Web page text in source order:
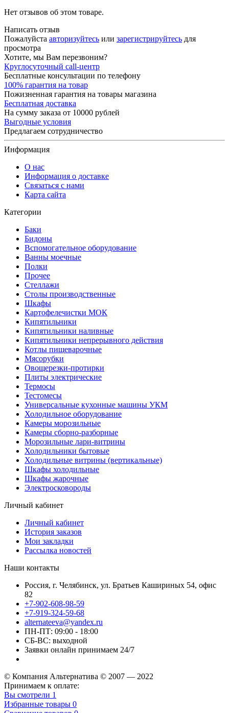
Нет отзывов об этом товаре.
Написать отзыв
Пожалуйста авторизуйтесь или зарегистрируйтесь для
просмотра
Хотите, мы Вам перезвоним?
Круглосуточный call-центр
Бесплатные консультации по телефону
100% гарантия на товар
Пожизненная гарантия на товары магазина
Бесплатная доставка
На сумму заказа от 10000 рублей
Выгодные условия
Предлагаем сотрудничество
Информация
О нас
Информация о доставке
Связаться с нами
Карта сайта
Категории
Баки
Бидоны
Вспомогательное оборудование
Ванны моечные
Полки
Прочее
Стеллажи
Столы производственные
Шкафы
Картофелечистки МОК
Кипятильники
Кипятильники наливные
Кипятильники непрерывного действия
Котлы пищеварочные
Мясорубки
Овощерезки-протирки
Плиты электрические
Термосы
Тестомесы
Универсальные кухонные машины УКМ
Холодильное оборудование
Камеры морозильные
Камеры сборно-разборные
Морозильные лари-витрины
Холодильники бытовые
Холодильные витрины (вертикальные)
Шкафы холодильные
Шкафы жарочные
Электросковороды
Личный кабинет
Личный кабинет
История заказов
Мои закладки
Рассылка новостей
Наши контакты
Россия, г. Челябинск, ул. Братьев Кашириных 54, офис
82
+7-902-608-98-59
+7-919-324-59-68
alternateeva@yandex.ru
ПН-ПТ: 09:00 - 18:00
СБ-ВС: выходной
Заявки онлайн принимаем 24/7
© Компания Альтернатива © 2007 — 2022
Принимаем к оплате:
Вы смотрели 1
Избранные товары 0